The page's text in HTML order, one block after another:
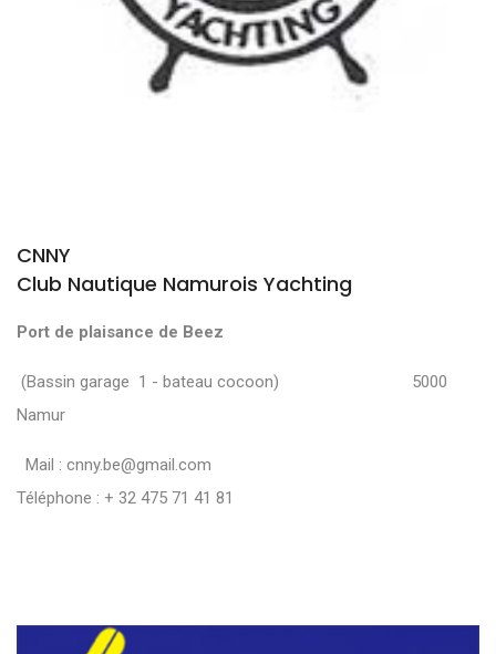
CNNY
Club Nautique Namurois Yachting
Port de plaisance de Beez
(Bassin garage 1 - bateau cocoon) 5000
Namur
Mail : cnny.be@gmail.com
Téléphone : + 32 475 71 41 81